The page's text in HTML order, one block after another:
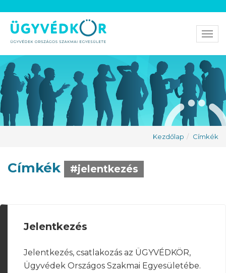
Kezdőlap Címkék
Címkék #jelentkezés
Jelentkezés
Jelentkezés, csatlakozás az ÜGYVÉDKÖR,
Ügyvédek Országos Szakmai Egyesületébe.